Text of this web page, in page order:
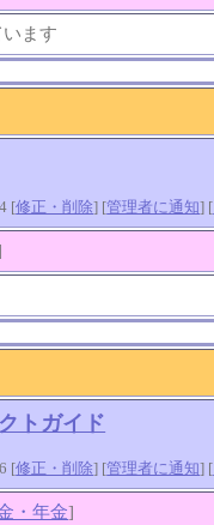
ます
[修正・削除] [管理者に通知] [
トガイド
[修正・削除] [管理者に通知] [
・年金]